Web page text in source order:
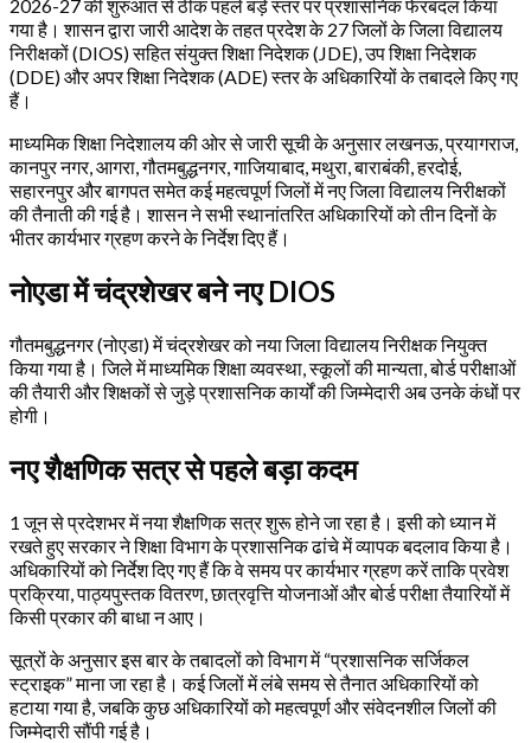
2026-27 की शुरुआत से ठीक पहले बड़े स्तर पर प्रशासनिक फेरबदल किया
गया है। शासन द्वारा जारी आदेश के तहत प्रदेश के 27 जिलों के जिला विद्यालय
निरीक्षकों (DIOS) सहित संयुक्त शिक्षा निदेशक (JDE), उप शिक्षा निदेशक
(DDE) और अपर शिक्षा निदेशक (ADE) स्तर के अधिकारियों के तबादले किए गए
हैं।
माध्यमिक शिक्षा निदेशालय की ओर से जारी सूची के अनुसार लखनऊ, प्रयागराज,
कानपुर नगर, आगरा, गौतमबुद्धनगर, गाजियाबाद, मथुरा, बाराबंकी, हरदोई,
सहारनपुर और बागपत समेत कई महत्वपूर्ण जिलों में नए जिला विद्यालय निरीक्षकों
की तैनाती की गई है। शासन ने सभी स्थानांतरित अधिकारियों को तीन दिनों के
भीतर कार्यभार ग्रहण करने के निर्देश दिए हैं।
नोएडा में चंद्रशेखर बने नए DIOS
गौतमबुद्धनगर (नोएडा) में चंद्रशेखर को नया जिला विद्यालय निरीक्षक नियुक्त
किया गया है। जिले में माध्यमिक शिक्षा व्यवस्था, स्कूलों की मान्यता, बोर्ड परीक्षाओं
की तैयारी और शिक्षकों से जुड़े प्रशासनिक कार्यों की जिम्मेदारी अब उनके कंधों पर
होगी।
नए शैक्षणिक सत्र से पहले बड़ा कदम
1 जून से प्रदेशभर में नया शैक्षणिक सत्र शुरू होने जा रहा है। इसी को ध्यान में
रखते हुए सरकार ने शिक्षा विभाग के प्रशासनिक ढांचे में व्यापक बदलाव किया है।
अधिकारियों को निर्देश दिए गए हैं कि वे समय पर कार्यभार ग्रहण करें ताकि प्रवेश
प्रक्रिया, पाठ्यपुस्तक वितरण, छात्रवृत्ति योजनाओं और बोर्ड परीक्षा तैयारियों में
किसी प्रकार की बाधा न आए।
सूत्रों के अनुसार इस बार के तबादलों को विभाग में “प्रशासनिक सर्जिकल
स्ट्राइक” माना जा रहा है। कई जिलों में लंबे समय से तैनात अधिकारियों को
हटाया गया है, जबकि कुछ अधिकारियों को महत्वपूर्ण और संवेदनशील जिलों की
जिम्मेदारी सौंपी गई है।